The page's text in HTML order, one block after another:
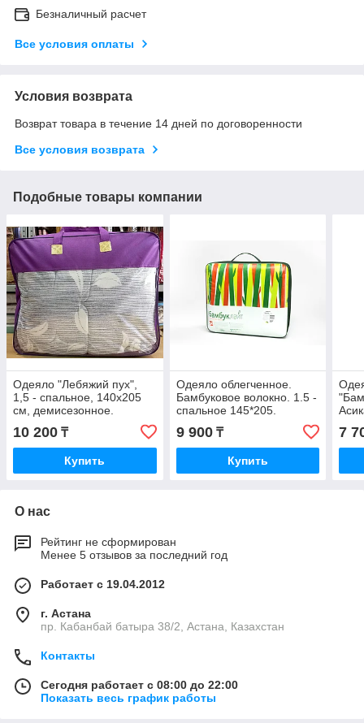
Безналичный расчет
Все условия оплаты
Условия возврата
Возврат товара в течение 14 дней по договоренности
Все условия возврата
Подобные товары компании
Одеяло "Лебяжий пух",
1,5 - спальное, 140х205
см, демисезонное.
10 200 ₸
Купить
Одеяло облегченное.
Бамбуковое волокно. 1.5 -
спальное 145*205.
Микрофибра. Россия.
9 900₸
Купить
7
О нас
Рейтинг не сформирован
Менее 5 отзывов за последний год
Работает с 19.04.2012
г. Астана
пр. Кабанбай батыра 38/2, Астана, Казахстан
Контакты
Сегодня работает с 08:00 до 22:00
Показать весь график работы